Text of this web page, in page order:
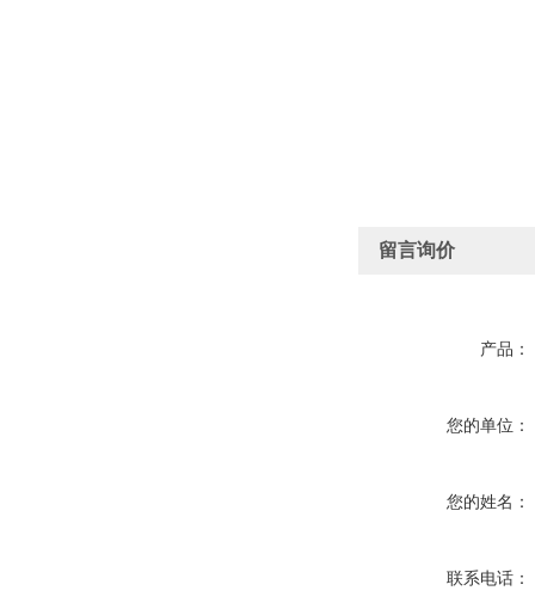
留言询价
产品：
您的单位：
您的姓名：
联系电话：